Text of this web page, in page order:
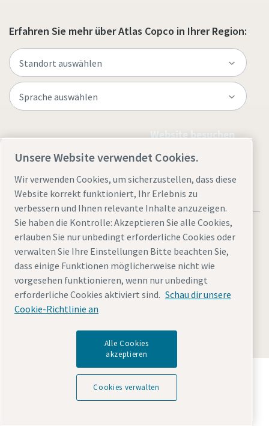
Erfahren Sie mehr über Atlas Copco in Ihrer Region:
Website besuchen
Rechtliche HinweiseCookies verwaltenBarrierefreiheit
Datenschutzerklärung SitemapImpressum
© 2025 Atlas Copco Kompressoren und Drucklufttechnik
Entdecken Sie, wie die Atlas Copco Group
Technologien ermöglicht, die die Zukunft verändern.
Besuchen Sie die Website der Atlas Copco Group
Unsere Website verwendet Cookies.
Wir verwenden Cookies, um sicherzustellen, dass diese
Website korrekt funktioniert, Ihr Erlebnis zu
verbessern und Ihnen relevante Inhalte anzuzeigen.
Sie haben die Kontrolle: Akzeptieren Sie alle Cookies,
erlauben Sie nur unbedingt erforderliche Cookies oder
verwalten Sie Ihre Einstellungen Bitte beachten Sie,
dass einige Funktionen möglicherweise nicht wie
vorgesehen funktionieren, wenn nur unbedingt
erforderliche Cookies aktiviert sind. Schau dir unsere
Cookie-Richtlinie an
Alle Cookies
akzeptieren
Cookies verwalten